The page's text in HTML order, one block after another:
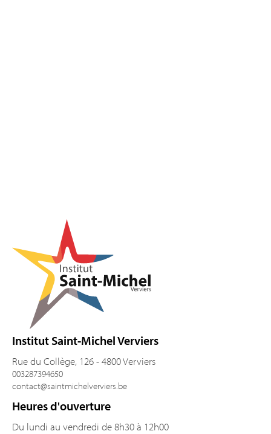
Institut Saint-Michel Verviers
Rue du Collège, 126 - 4800 Verviers
003287394650
contact@saintmichelverviers.be
Heures d'ouverture
Du lundi au vendredi de 8h30 à 12h00